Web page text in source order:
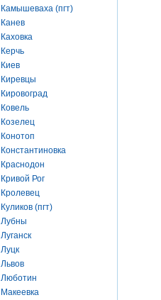
Камышеваха (пгт)
Канев
Каховка
Керчь
Киев
Киревцы
Кировоград
Ковель
Козелец
Конотоп
Константиновка
Краснодон
Кривой Рог
Кролевец
Куликов (пгт)
Лубны
Луганск
Луцк
Львов
Люботин
Макеевка